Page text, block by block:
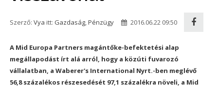
Szerző: Vya itt: Gazdaság,Pénzügy 2016.06.22 09:50
A Mid Europa Partners magántőke-befektetési alap
megállapodást írt alá arról, hogy a közúti fuvarozó
vállalatban, a Waberer's International Nyrt.-ben meglévő
56,8 százalékos részesedését 97,1 százalékra növeli, a Mid